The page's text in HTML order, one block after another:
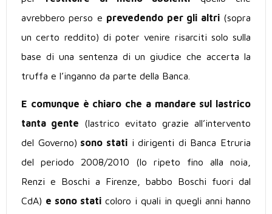
avrebbero perso e prevedendo per gli altri(sopra
un certo reddito) di poter venire risarciti solo sulla
base di una sentenza di un giudice che accerta la
truffa e l’inganno da parte della Banca.
E comunque è chiaro che a mandare sul lastrico
tanta gente (lastrico evitato grazie all’intervento
del Governo) sono statii dirigenti di Banca Etruria
del periodo 2008/2010 (lo ripeto fino alla noia,
Renzi e Boschi a Firenze, babbo Boschi fuori dal
CdA) e sono stati coloro i quali in quegli anni hanno